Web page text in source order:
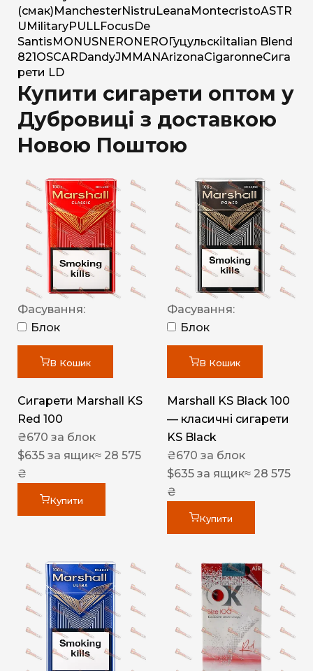
(смак) ManchesterNistru Leana MontecristoASTR
U MilitaryPULLFocus De
Santis MONUSNERO NERO Гуцульскі Italian Blend
821 OSCAR DandyJM MANArizonaCigaronneСига
рети LD
Купити сигарети оптом у
Дубровиці з доставкою
Новою Поштою
Фасування:
Блок
В Кошик
Сигарети Marshall KS
Red 100
₴670 за блок
$635 за ящик≈ 28 575
₴
Купити
Фасування:
Блок
В Кошик
Marshall KS Black 100
— класичні сигарети
KS Black
₴670 за блок
$635 за ящик≈ 28 575
₴
Купити